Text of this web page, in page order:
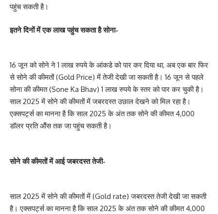
पहुंच सकती है।
इतने दिनों में एक लाख पहुंच सकता है सोना-
16 जून को सोने ने 1 लाख रुपये के आंकडे को पार कर दिया था, अब एक बार फिर
से सोने की कीमतों (Gold Price) में तेजी देखी जा सकती है। 16 जून से पहले
सोना की कीमत (Sone Ka Bhav) 1 लाख रुपये के स्तर को पार कर चुकी है।
साल 2025 में सोने की कीमतों में जबरदस्त उछाल देखने को मिल रहा है।
एक्सपर्ट्स का मानना है कि साल 2025 के अंत तक सोने की कीमत 4,000
डॉलर प्रति औंस तक जा पहुंच सकती है।
सोने की कीमतों में आई जबरदस्त तेजी-
साल 2025 में सोने की कीमतों में (Gold rate) जबरदस्त तेजी देखी जा सकती
है। एक्सपर्ट्स का मानना है कि साल 2025 के अंत तक सोने की कीमत 4,000